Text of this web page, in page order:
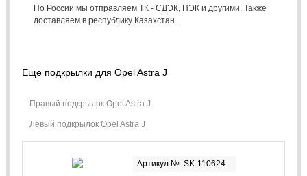
По России мы отправляем ТК - СДЭК, ПЭК и другими. Также
доставляем в республику Казахстан.
Еще подкрылки для Opel Astra J
Правый подкрылок Opel Astra J
Левый подкрылок Opel Astra J
Артикул №: SK-110624